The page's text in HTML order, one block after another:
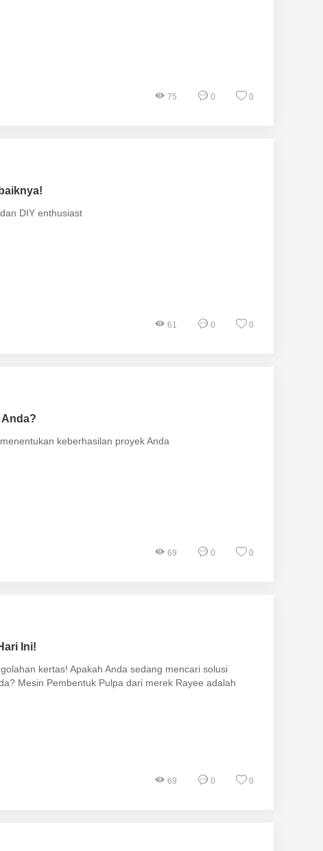
75 0 0
DIY enthusiast
61 0 0
keberhasilan proyek Anda
69 0 0
Ini!
kertas! Apakah Anda sedang mencari solusi
Mesin Pembentuk Pulpa dari merek Rayee adalah
69 0 0